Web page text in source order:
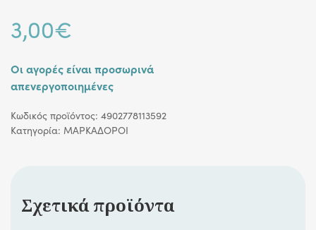
3,00€
Οι αγορές είναι προσωρινά
απενεργοποιημένες
Κωδικός προϊόντος: 4902778113592
Κατηγορία: ΜΑΡΚΑΔΟΡΟΙ
Σχετικά προϊόντα